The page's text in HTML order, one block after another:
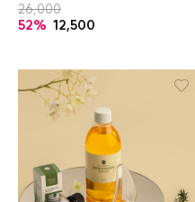
26,000
52% 12,500